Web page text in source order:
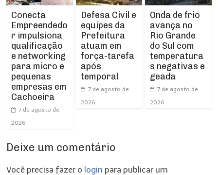
Conecta
Empreendedo
r impulsiona
qualificação
e networking
para micro e
pequenas
empresas em
Cachoeira
7 de agosto de
2026
Defesa Civil e
equipes da
Prefeitura
atuam em
força-tarefa
após
temporal
7 de agosto de
2026
Onda de frio
avança no
Rio Grande
do Sul com
temperatura
s negativas e
geada
7 de agosto de
2026
Deixe um comentário
Você precisa fazer o login para publicar um